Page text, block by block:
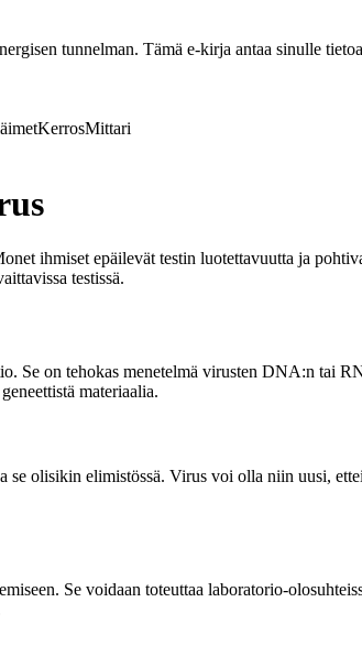
tunnelman. Tämä e-kirja antaa sinulle
KerrosMittari
ihmiset epäilevät testin luotettavuutta ja
testissä.
Se on tehokas menetelmä virusten DNA:n tai
materiaalia.
olisikin elimistössä. Virus voi olla niin uusi,
Se voidaan toteuttaa laboratorio-